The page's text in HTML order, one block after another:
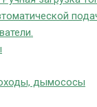
дымососы